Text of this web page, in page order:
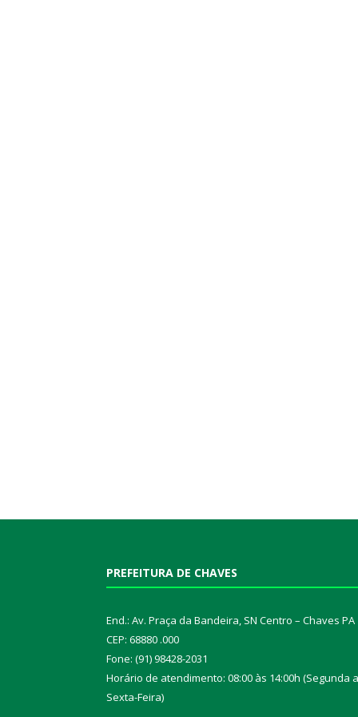
PREFEITURA DE CHAVES
End.: Av. Praça da Bandeira, SN Centro – Chaves PA
CEP: 68880 .000
Fone: (91) 98428-2031
Horário de atendimento: 08:00 às 14:00h (Segunda a
Sexta-Feira)